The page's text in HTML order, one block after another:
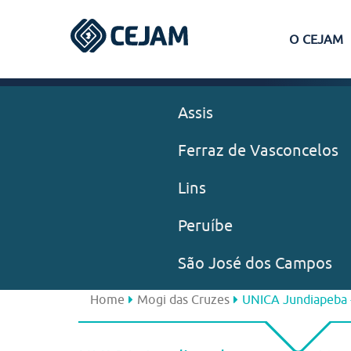
O CEJAM
Assis
Ferraz de Vasconcelos
Lins
Peruíbe
São José dos Campos
Home Mogi das Cruzes UNICA